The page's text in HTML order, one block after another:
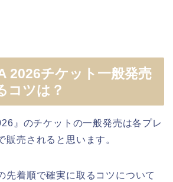
2026チケット一般発売
コツは？
』のチケットの一般発売は各プレ
販売されると思います。
先着順で確実に取るコツについて